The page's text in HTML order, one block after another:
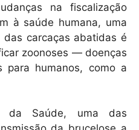
na fiscalização
à saúde humana, uma
carcaças abatidas é
zoonoses — doenças
para humanos, como a
da Saúde, uma das